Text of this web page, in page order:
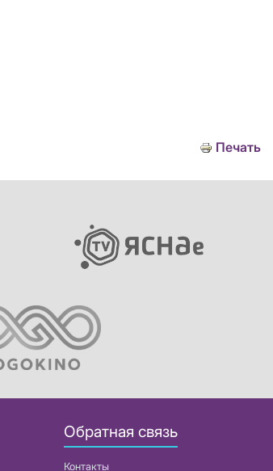
Печать
Обратная связь
Контакты